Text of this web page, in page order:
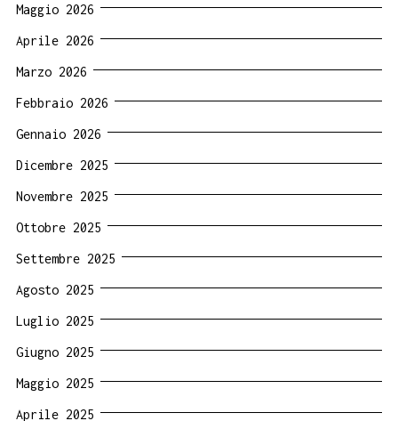
Maggio 2026
Aprile 2026
Marzo 2026
Febbraio 2026
Gennaio 2026
Dicembre 2025
Novembre 2025
Ottobre 2025
Settembre 2025
Agosto 2025
Luglio 2025
Giugno 2025
Maggio 2025
Aprile 2025